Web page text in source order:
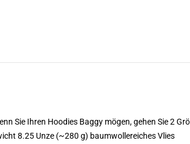
Sie Ihren Hoodies Baggy mögen, gehen Sie 2
8.25 Unze (~280 g) baumwollereiches Vlies